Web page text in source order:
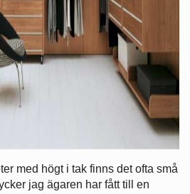
med högt i tak finns det ofta små
jag ägaren har fått till en